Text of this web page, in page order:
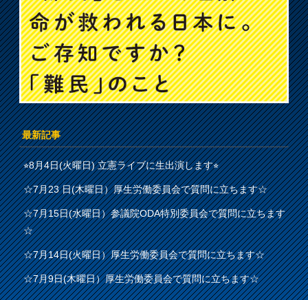
最新記事
⭐︎8月4日(火曜日) 立憲ライブに生出演します⭐︎
☆7月23 日(木曜日）厚生労働委員会で質問に立ちます☆
☆7月15日(水曜日）参議院ODA特別委員会で質問に立ちます
☆
☆7月14日(火曜日）厚生労働委員会で質問に立ちます☆
☆7月9日(木曜日）厚生労働委員会で質問に立ちます☆